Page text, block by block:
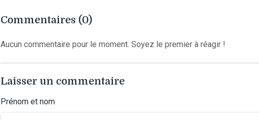
Commentaires (0)
Aucun commentaire pour le moment. Soyez le premier à réagir !
Laisser un commentaire
Prénom et nom